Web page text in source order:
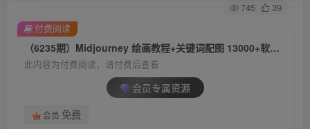
745 39
（6235期）Midjourney 绘画教程+关键词配图 13000+软件+教程（更新）
此内容为付费阅读，请付费后查看
会员专属资源
会员 免费
付费阅读